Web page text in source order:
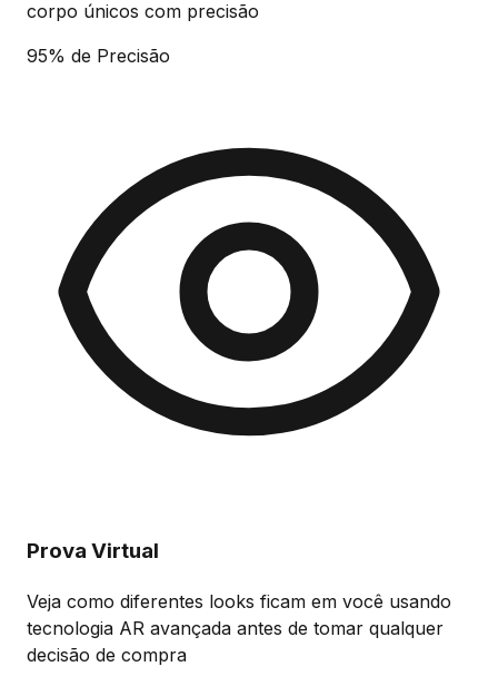
corpo únicos com precisão
95% de Precisão
Prova Virtual
Veja como diferentes looks ficam em você usando
tecnologia AR avançada antes de tomar qualquer
decisão de compra